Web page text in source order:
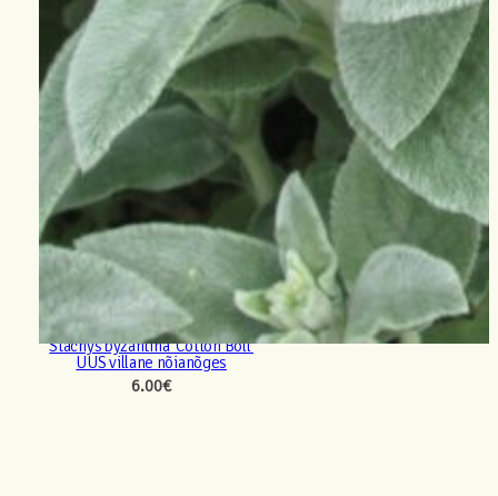
Stachys byzantina ‘Cotton Boll’
UUS villane nõianõges
6.00€